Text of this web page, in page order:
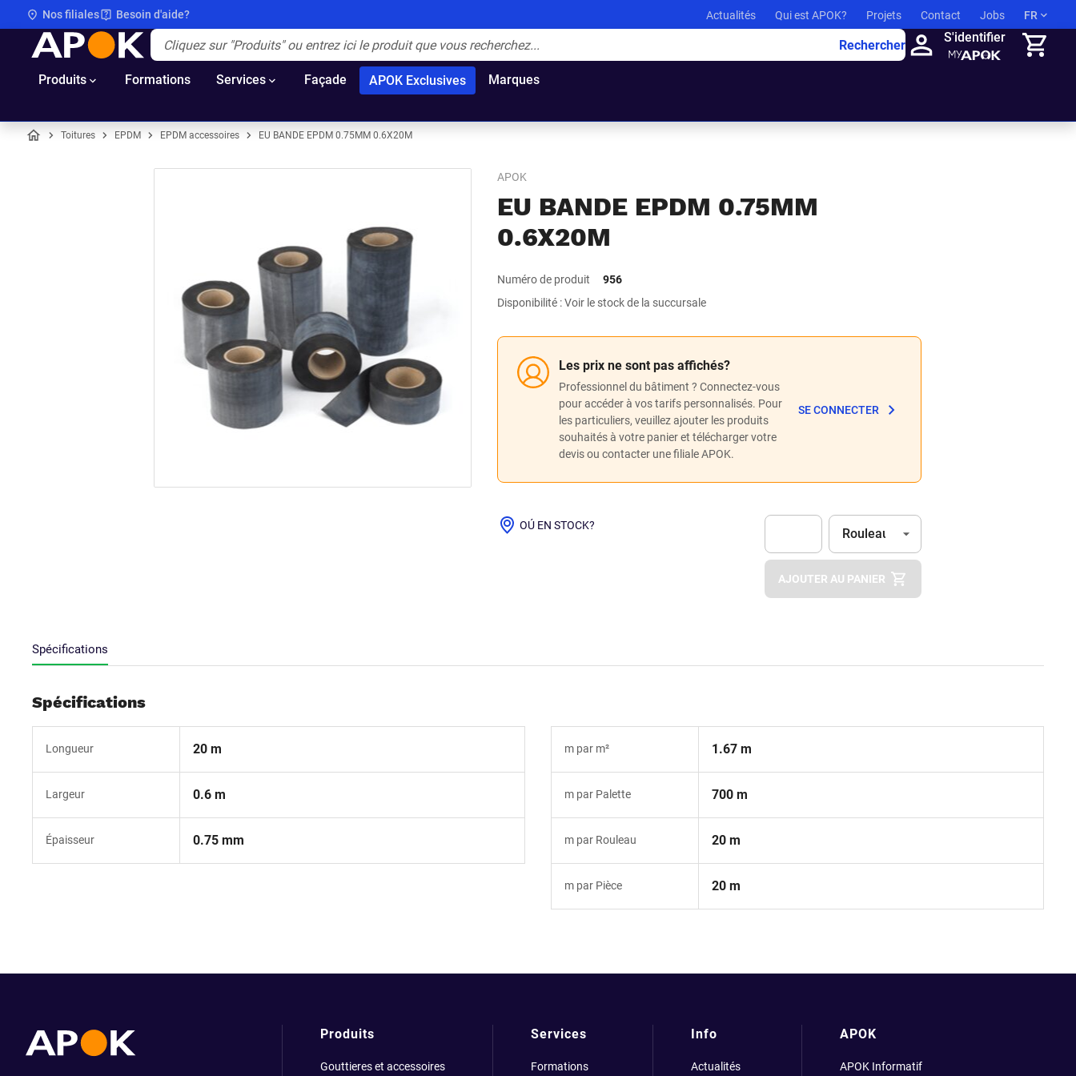
Nos filiales Besoin d'aide? Actualités Qui est APOK? Projets Contact Jobs FR
APOK Rechercher
S'identifier
Produits Formations Services Façade APOK Exclusives Marques
Toitures EPDM EPDM accessoires EU BANDE EPDM 0.75MM 0.6X20M
APOK
EU BANDE EPDM 0.75MM
0.6X20M
Numéro de produit
956
Disponibilité : Voir le stock de la succursale
Les prix ne sont pas affichés?
Professionnel du bâtiment ? Connectez-vous
pour accéder à vos tarifs personnalisés. Pour
les particuliers, veuillez ajouter les produits
souhaités à votre panier et télécharger votre
devis ou contacter une filiale APOK.
SE CONNECTER
OÚ EN STOCK?
Apok.Product.Detail.AddToCart.Quantity
Unité
Rouleau
AJOUTER AU PANIER
Spécifications
Spécifications
Longueur 20 m
Largeur 0.6 m
Épaisseur 0.75 mm
m par m² 1.67 m
m par Palette 700 m
m par Rouleau 20 m
m par Pièce 20 m
Produits
Gouttieres et accessoires
Services
Formations
Info
Actualités
APOK
APOK Informatif